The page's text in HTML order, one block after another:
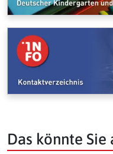
Das könnte